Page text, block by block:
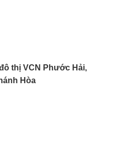
thị VCN Phước Hải,
Hòa